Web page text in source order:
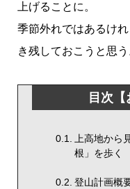
上げることに。
季節外れではあるけ
き残しておこうと思う
目次【
上高地から
根」を歩く
登山計画概